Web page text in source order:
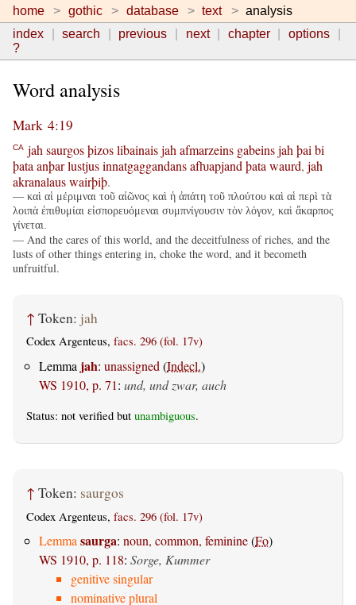
home gothic database text
analysis
index
search previous next chapter
options
?
Word analysis
Mark 4:19
CA jah saurgosþizoslibainaisjah afmarzeins gabeinsjah þai bi
þata anþarlustjusinnatgaggandansafƕapjand þata waurd, jah
akranalauswairþiþ.
— καὶ αἱ μέριμναι τοῦ αἰῶνος καὶ ἡ ἀπάτη τοῦ πλούτου καὶ αἱ περὶ τὰ
λοιπὰ ἐπιθυμίαι εἰσπορευόμεναι συμπνίγουσιν τὸν λόγον, καὶ ἄκαρπος
γίνεται.
— And the cares of this world, and the deceitfulness of riches, and the
lusts of other things entering in, choke the word, and it becometh
unfruitful.
↑ Token: jah
Codex Argenteus, facs. 296 (fol. 17v)
Lemma jah: unassigned (Indecl.)
WS 1910, p. 71: und, und zwar, auch
Status: not verified but unambiguous.
↑ Token: saurgos
Codex Argenteus, facs. 296 (fol. 17v)
Lemma saurga: noun, common, feminine(Fo)
WS 1910, p. 118: Sorge, Kummer
genitive singular
nominative plural